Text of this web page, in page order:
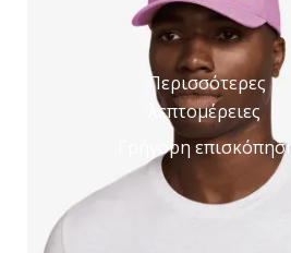
Περισσότερες
λεπτομέρειες
Γρήγορη